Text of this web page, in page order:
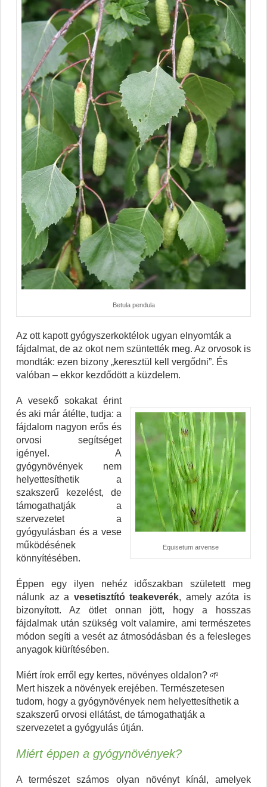
Betula pendula
Az ott kapott gyógyszerkoktélok ugyan elnyomták a
fájdalmat, de az okot nem szüntették meg. Az orvosok is
mondták: ezen bizony „keresztül kell vergődni”. És
valóban – ekkor kezdődött a küzdelem.
Equisetum arvense
A vesekő sokakat érint
és aki már átélte, tudja: a
fájdalom nagyon erős és
orvosi segítséget
igényel. A
gyógynövények nem
helyettesíthetik a
szakszerű kezelést, de
támogathatják a
szervezetet a
gyógyulásban és a vese
működésének
könnyítésében.
Éppen egy ilyen nehéz időszakban született meg
nálunk az a vesetisztító teakeverék, amely azóta is
bizonyított. Az ötlet onnan jött, hogy a hosszas
fájdalmak után szükség volt valamire, ami természetes
módon segíti a vesét az átmosódásban és a felesleges
anyagok kiürítésében.
Miért írok erről egy kertes, növényes oldalon? 🌱
Mert hiszek a növények erejében. Természetesen
tudom, hogy a gyógynövények nem helyettesíthetik a
szakszerű orvosi ellátást, de támogathatják a
szervezetet a gyógyulás útján.
Miért éppen a gyógynövények?
A természet számos olyan növényt kínál, amelyek